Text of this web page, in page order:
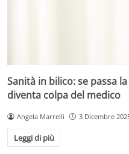
Sanità in bilico: se passa
diventa colpa del medico
Angela Marrelli 3 Dicembre
Leggi di più